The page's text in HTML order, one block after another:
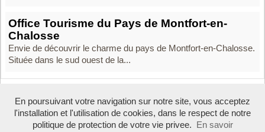
Office Tourisme du Pays de Montfort-en-
Chalosse
Envie de découvrir le charme du pays de Montfort-en-Chalosse.
Située dans le sud ouest de la...
Boosté par Arfooo 2.02 - © 2007 - 2016 -Contact -Mentions legales
Tous droits réservés
En poursuivant votre navigation sur notre site, vous acceptez
l'installation et l'utilisation de cookies, dans le respect de notre
politique de protection de votre vie privee.
En savoir